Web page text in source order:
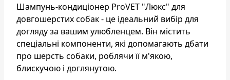
Шампунь-кондиціонер ProVET "Люкс" для
довгошерстих собак - це ідеальний вибір для
догляду за вашим улюбленцем. Він містить
спеціальні компоненти, які допомагають дбати
про шерсть собаки, роблячи її м'якою,
блискучою і доглянутою.